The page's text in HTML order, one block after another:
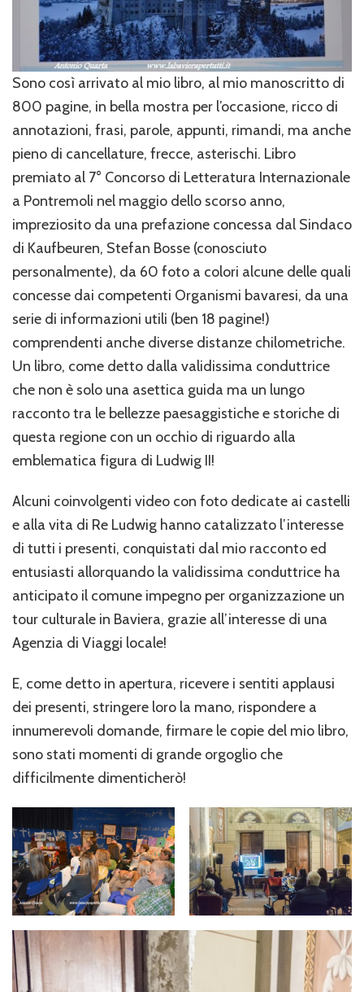
Sono così arrivato al mio libro, al mio manoscritto di
800 pagine, in bella mostra per l’occasione, ricco di
annotazioni, frasi, parole, appunti, rimandi, ma anche
pieno di cancellature, frecce, asterischi. Libro
premiato al 7° Concorso di Letteratura Internazionale
a Pontremoli nel maggio dello scorso anno,
impreziosito da una prefazione concessa dal Sindaco
di Kaufbeuren, Stefan Bosse (conosciuto
personalmente), da 60 foto a colori alcune delle quali
concesse dai competenti Organismi bavaresi, da una
serie di informazioni utili (ben 18 pagine!)
comprendenti anche diverse distanze chilometriche.
Un libro, come detto dalla validissima conduttrice
che non è solo una asettica guida ma un lungo
racconto tra le bellezze paesaggistiche e storiche di
questa regione con un occhio di riguardo alla
emblematica figura di Ludwig II!
Alcuni coinvolgenti video con foto dedicate ai castelli
e alla vita di Re Ludwig hanno catalizzato l’interesse
di tutti i presenti, conquistati dal mio racconto ed
entusiasti allorquando la validissima conduttrice ha
anticipato il comune impegno per organizzazione un
tour culturale in Baviera, grazie all’interesse di una
Agenzia di Viaggi locale!
E, come detto in apertura, ricevere i sentiti applausi
dei presenti, stringere loro la mano, rispondere a
innumerevoli domande, firmare le copie del mio libro,
sono stati momenti di grande orgoglio che
difficilmente dimenticherò!